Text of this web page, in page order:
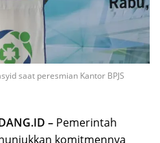
saat peresmian Kantor BPJS
– Pemerintah
komitmennya